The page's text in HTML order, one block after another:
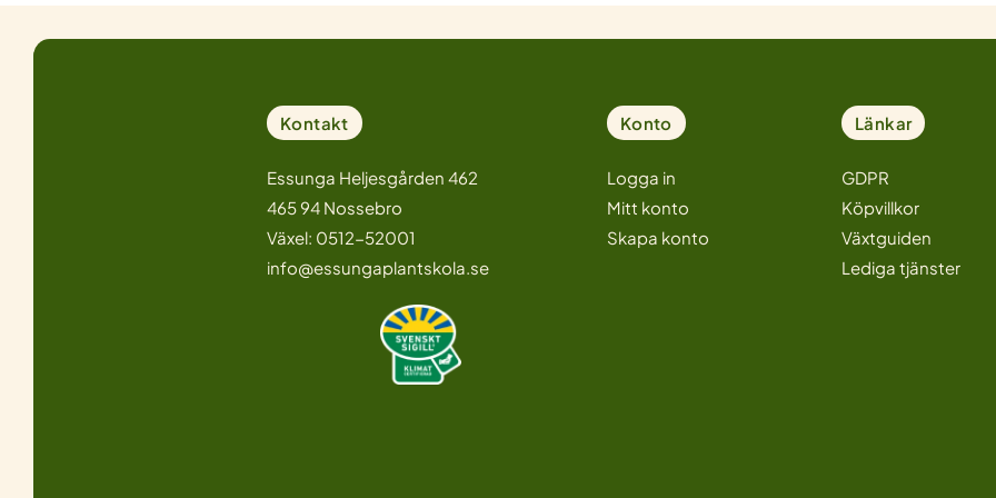
Kontakt
Essunga Heljesgården 462
465 94 Nossebro
Växel: 0512-52001
info@essungaplantskola.se
Konto
Logga in
Mitt konto
Skapa konto
Länkar
GDPR
Köpvillkor
Växtguiden
Lediga tjänster